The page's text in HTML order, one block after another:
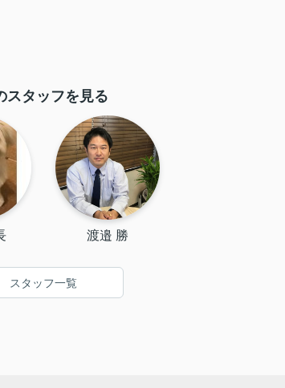
スタッフを見る
渡邉 勝
スタッフ一覧